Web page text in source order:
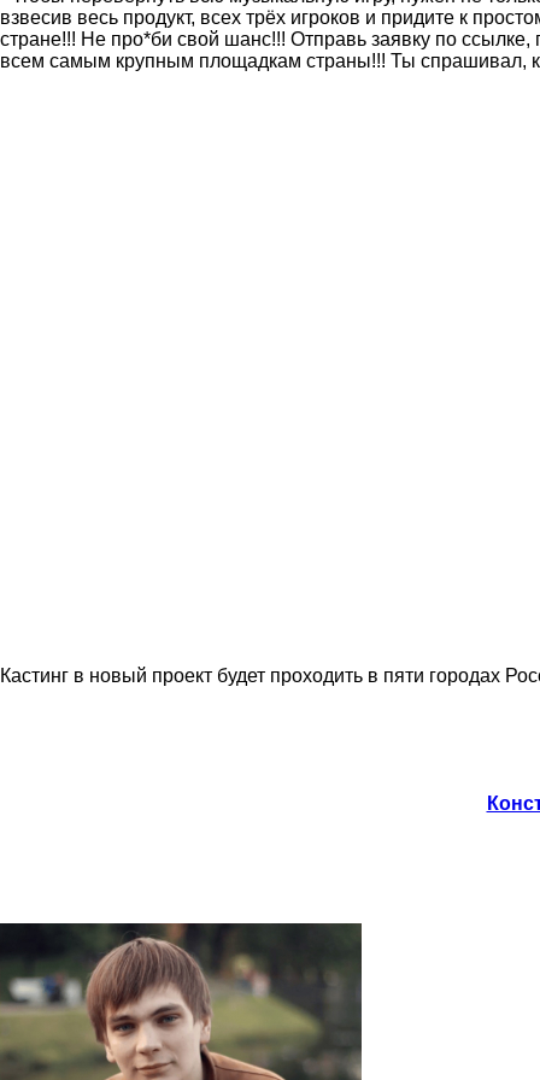
взвесив весь продукт, всех трёх игроков и придите к
стране!!! Не про*би свой шанс!!! Отправь заявку по
всем самым крупным площадкам страны!!! Ты спрашивал,
Кастинг в новый проект будет проходить в пяти городах